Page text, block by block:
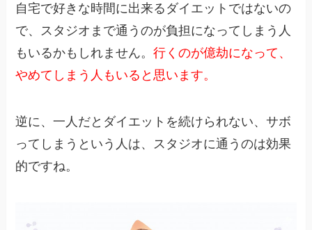
自宅で好きな時間に出来るダイエットではないの
で、スタジオまで通うのが負担になってしまう人
もいるかもしれません。行くのが億劫になって、
やめてしまう人もいると思います。
逆に、一人だとダイエットを続けられない、サボ
ってしまうという人は、スタジオに通うのは効果
的ですね。